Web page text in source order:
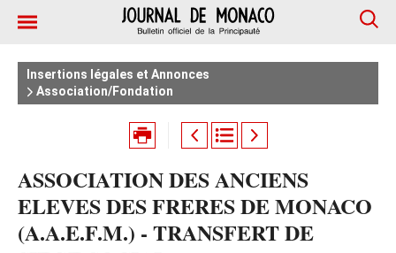
Insertions légales et Annonces
Association/Fondation
ASSOCIATION DES ANCIENS
ELEVES DES FRERES DE MONACO
(A.A.E.F.M.) - TRANSFERT DE